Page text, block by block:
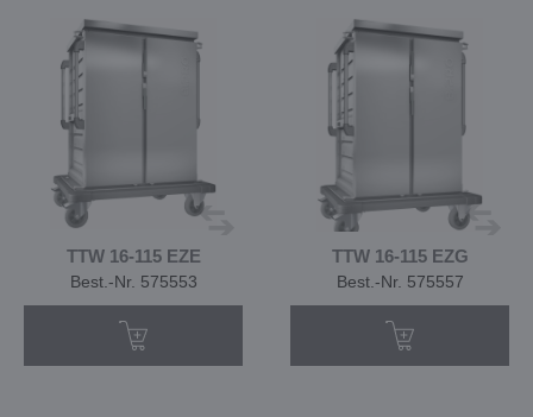
TTW 16-115 EZE
Best.-Nr. 575553
TTW 16-115 EZG
Best.-Nr. 575557